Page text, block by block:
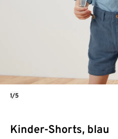
Kinder-Shorts, blau
1/5